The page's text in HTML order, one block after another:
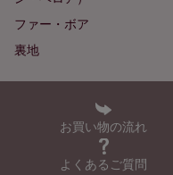
ファー・ボア
裏地
お買い物の流れ
よくあるご質問